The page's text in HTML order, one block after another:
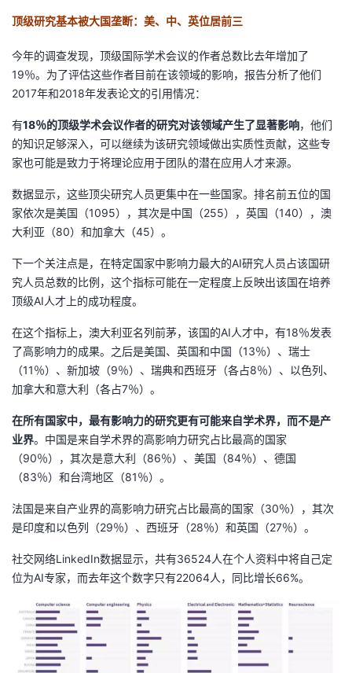
顶级研究基本被大国垄断：美、中、英位居前三
今年的调查发现，顶级国际学术会议的作者总数比去年增加了
19％。为了评估这些作者目前在该领域的影响，报告分析了他们
2017年和2018年发表论文的引用情况：
有18％的顶级学术会议作者的研究对该领域产生了显著影响，他们
的知识足够深入，可以继续为该研究领域做出实质性贡献，这些专
家也可能是致力于将理论应用于团队的潜在应用人才来源。
数据显示，这些顶尖研究人员更集中在一些国家。排名前五位的国
家依次是美国（1095），其次是中国（255），英国（140），澳
大利亚（80）和加拿大（45）。
下一个关注点是，在特定国家中影响力最大的AI研究人员占该国研
究人员总数的比例，这个指标可能在一定程度上反映出该国在培养
顶级AI人才上的成功程度。
在这个指标上，澳大利亚名列前茅，该国的AI人才中，有18％发表
了高影响力的成果。之后是美国、英国和中国（13％）、瑞士
（11％）、新加坡（9％）、瑞典和西班牙（各占8％）、以色列、
加拿大和意大利（各占7％）。
在所有国家中，最有影响力的研究更有可能来自学术界，而不是产
业界。中国是来自学术界的高影响力研究占比最高的国家
（90％），其次是意大利（86％）、美国（84％）、德国
（83％）和台湾地区（81％）。
法国是来自产业界的高影响力研究占比最高的国家（30％），其次
是印度和以色列（29％）、西班牙（28％）和英国（27％）。
社交网络LinkedIn数据显示，共有36524人在个人资料中将自己定
位为AI专家，而去年这个数字只有22064人，同比增长66%。